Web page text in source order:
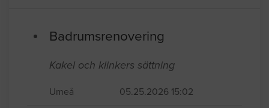
Badrumsrenovering
Kakel och klinkers sättning
Umeå 05.25.2026 15:02